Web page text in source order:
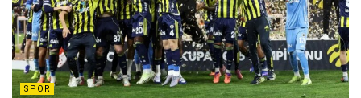
SPOR